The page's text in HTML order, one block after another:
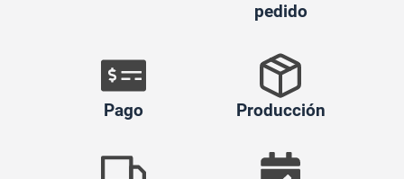
pedido
Pago Producción